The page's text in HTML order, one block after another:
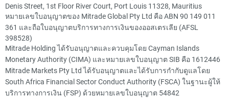
Denis Street, 1st Floor River Court, Port Louis 11328, Mauritius
หมายเลขใบอนุญาตของ Mitrade Global Pty Ltd คือ ABN 90 149 011
361 และถือใบอนุญาตบริการทางการเงินของออสเตรเลีย (AFSL
398528)
Mitrade Holding ได้รับอนุญาตและควบคุมโดย Cayman Islands
Monetary Authority (CIMA) และหมายเลขใบอนุญาต SIB คือ 1612446
Mitrade Markets Pty Ltd ได้รับอนุญาตและได้รับการกำกับดูแลโดย
South Africa Financial Sector Conduct Authority (FSCA) ในฐานะผู้ให้
บริการทางการเงิน (FSP) ด้วยหมายเลขใบอนุญาต 54842